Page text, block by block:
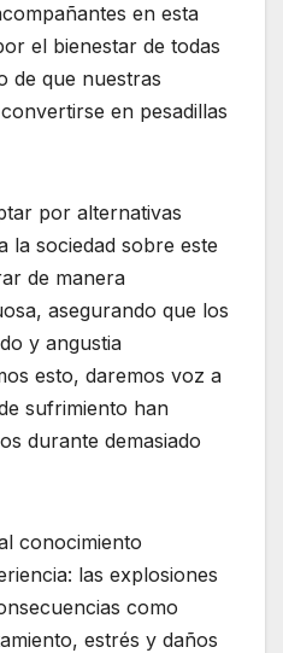
en esta
el bienestar de todas
de que nuestras
en pesadillas
por alternativas
la sociedad sobre este
de manera
asegurando que los
y angustia
esto, daremos voz a
sufrimiento han
durante demasiado
conocimiento
las explosiones
como
estrés y daños